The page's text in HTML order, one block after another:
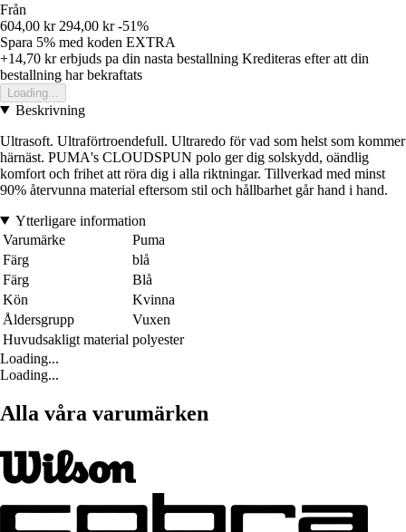
Från
604,00 kr 294,00 kr -51%
Spara 5% med koden EXTRA
+14,70 krerbjuds pa din nasta bestallning Krediteras efter att din
bestallning har bekraftats
Loading...
Beskrivning
Ultrasoft. Ultraförtroendefull. Ultraredo för vad som helst som kommer
härnäst. PUMA's CLOUDSPUN polo ger dig solskydd, oändlig
komfort och frihet att röra dig i alla riktningar. Tillverkad med minst
90% återvunna material eftersom stil och hållbarhet går hand i hand.
Ytterligare information
Varumärke
Puma
Färg
blå
Färg
Blå
Kön
Kvinna
Åldersgrupp
Vuxen
Huvudsakligt material polyester
Loading...
Loading...
Alla våra varumärken